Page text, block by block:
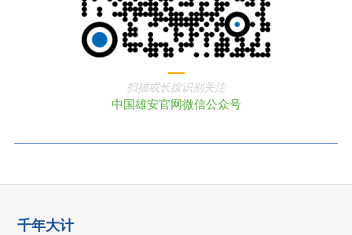
扫描或长按识别关注
中国雄安官网微信公众号
千年大计